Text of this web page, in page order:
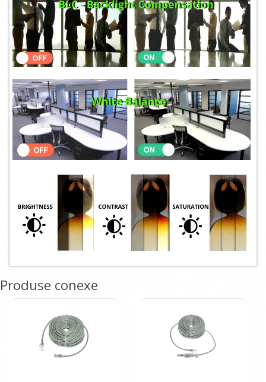
Produse conexe